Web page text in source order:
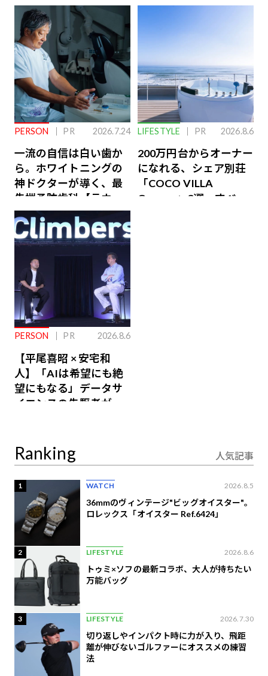
PERSON PR 2026.7.24
一流の自信は白い歯か
ら。ホワイトニングの
神ドクターが導く、最
先端予防歯科【ラウン
ジ会員特典あり】
LIFESTYLE PR 2026.8.6
200万円台からオーナー
になれる、シェア別荘
「COCO VILLA
Owners」3選。すべて
PERSON PR 2026.8.6
【平尾喜昭 × 安宅和
人】「AIは希望にも絶
望にもなる」データサ
イエンスの先駆者が語
Ranking 人気記事
1 WATCH 2026.8.5
36mmのヴィンテージ"ビッグオイスター"。
ロレックス「オイスター Ref.6424」
2 LIFESTYLE 2026.8.6
トゥミ×ソフの最新コラボ、大人が持ちたい
万能バッグ
3 LIFESTYLE 2026.7.30
切り返しやインパクト時に力が入り、飛距
離が伸びないゴルファーにオススメの練習
法